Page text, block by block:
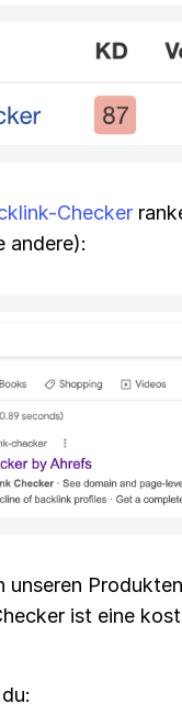
Checker
andere):
ist eine